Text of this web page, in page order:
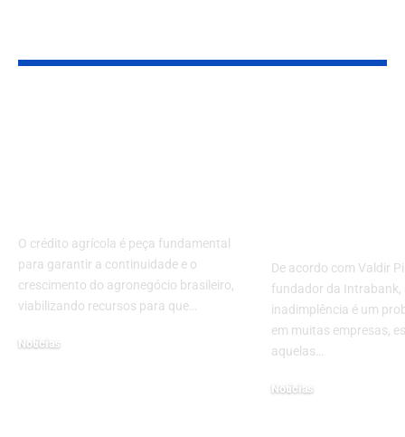
O crédito agrícola é peça fundamental
para garantir a continuidade e o
crescimento do agronegócio brasileiro,
viabilizando recursos para que…
Notícias
De acordo com Valdir
fundador da Intrabank,
inadimplência é um
em muitas empresas,
aquelas…
Notícias